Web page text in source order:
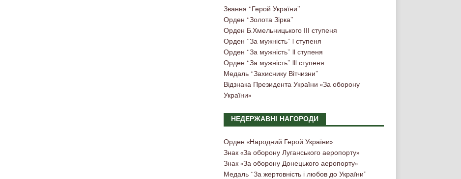
Звання “Герой України”
Орден “Золота Зірка”
Орден Б.Хмельницького ІІІ ступеня
Орден “За мужність” I ступеня
Орден “За мужність” II ступеня
Орден “За мужність” III ступеня
Медаль “Захиснику Вітчизни”
Відзнака Президента України «За оборону
України»
НЕДЕРЖАВНІ НАГОРОДИ
Орден «Народний Герой України»
Знак «За оборону Луганського аеропорту»
Знак «За оборону Донецького аеропорту»
Медаль “За жертовність і любов до України”